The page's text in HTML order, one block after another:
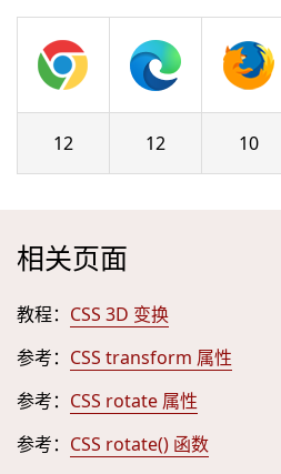
12 12 10
相关页面
教程： CSS 3D 变换
参考： CSS transform 属性
参考： CSS rotate 属性
参考： CSS rotate() 函数